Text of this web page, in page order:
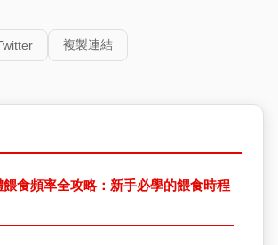
複製連結
食頻率全攻略：新手必學的餵食時程